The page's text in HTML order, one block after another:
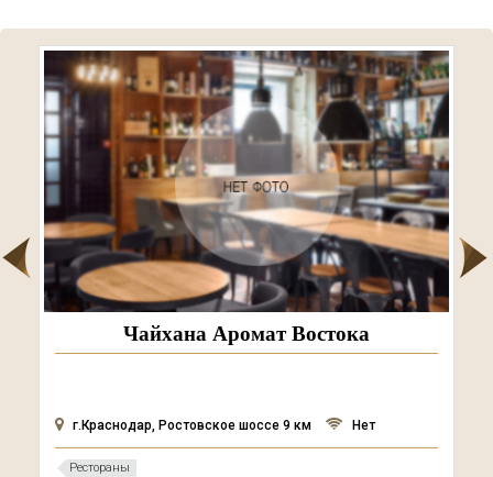
Чайхана Аромат Востока
г.Краснодар, Ростовское шоссе 9 км Нет
Рестораны